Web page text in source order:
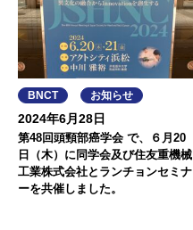
BNCT お知らせ
2024年6月28日
第48回頭頸部癌学会 で、６月20
日（木）に同学会及び住友重機械
工業株式会社とランチョンセミナ
ーを共催しました。